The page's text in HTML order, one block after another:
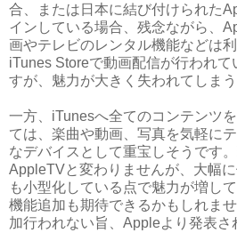
合、または日本に結び付けられた
インしている場合、残念ながら、
画やテレビのレンタル機能などは
iTunes Storeで動画配信が行われ
すが、魅力が大きく失われてしまう
一方、iTunesへ全てのコンテンツ
ては、楽曲や動画、写真を気軽に
なデバイスとして重宝しそうです
AppleTVと変わりませんが、大幅
も小型化している点で魅力が増し
機能追加も期待できるかもしれま
加行われない旨、Appleより発表さ